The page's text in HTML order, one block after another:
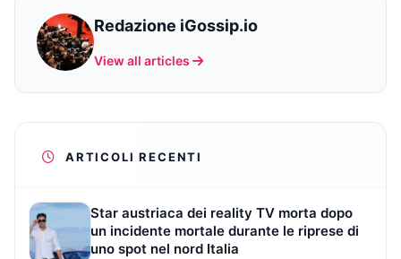
Redazione iGossip.io
View all articles
ARTICOLI RECENTI
Star austriaca dei reality TV morta dopo
un incidente mortale durante le riprese di
uno spot nel nord Italia